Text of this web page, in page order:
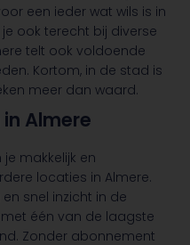
een ieder wat wils is in
ook terecht bij diverse
telt ook voldoende
Kortom, in de stad is
meer dan waard.
Almere
je makkelijk en
locaties in Almere.
snel inzicht in de
één van de laagste
Zonder abonnement